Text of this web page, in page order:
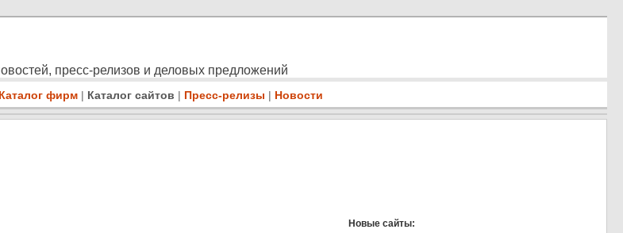
пресс-релизов и деловых предложений
Каталог фирм | Каталог сайтов | Пресс-релизы | Новости
Новые сайты: